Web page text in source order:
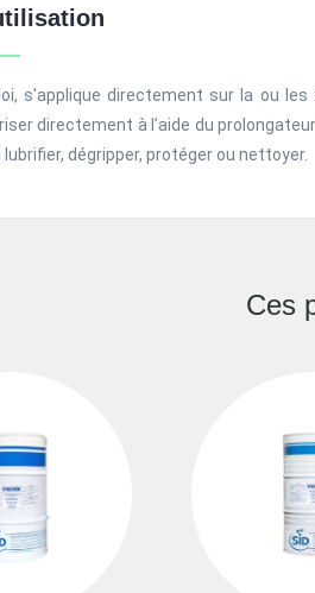
s'applique directement sur la ou
directement à l’aide du
dégripper, protéger ou nettoyer.
Ces